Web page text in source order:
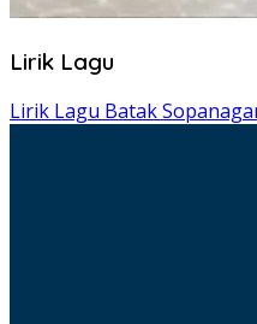
Lirik Lagu
Lirik Lagu Batak